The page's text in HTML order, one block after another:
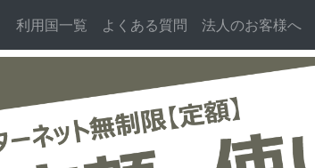
利用国一覧 よくある質問 法人のお客様へ